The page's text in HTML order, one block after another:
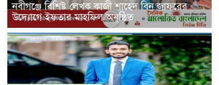
নবীগঞ্জে বিশিষ্ট লেখক কাজী শাহেদ বিন জাফরের
উদ্যোগে ইফতার মাহফিল অনুষ্ঠিত